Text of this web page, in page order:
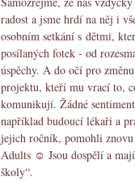
radost a jsme hrdí na něj i
osobním setkání s dětmi,
posílaných fotek - od
úspěchy. A do očí pro
projektu, kteří mu vrací to,
komunikují. Žádné
například budoucí lékaři a
jejich ročník, pomohli
Adults ☺ Jsou dospělí a
školy“.